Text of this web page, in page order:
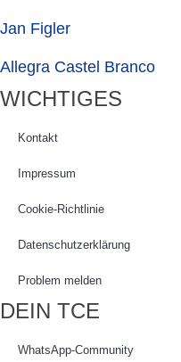
Jan Figler
Allegra Castel Branco
WICHTIGES
Kontakt
Impressum
Cookie-Richtlinie
Datenschutzerklärung
Problem melden
DEIN TCE
WhatsApp-Community